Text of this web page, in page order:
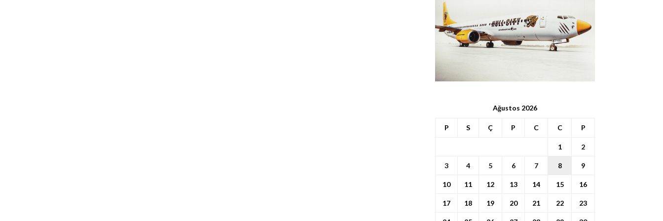
Ağustos 2026
P S Ç P C C P
1 2
3 4 5 6 7 8 9
10 11 12 13 14 15 16
17 18 19 20 21 22 23